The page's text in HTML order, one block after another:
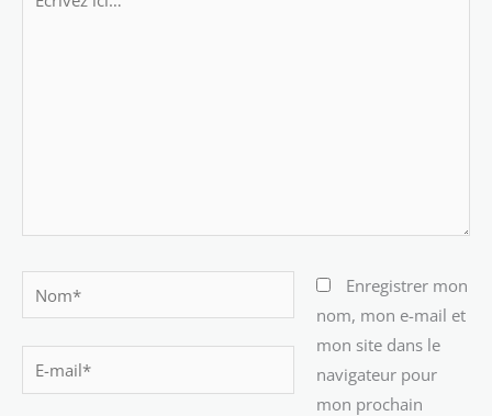
mail*
Enregistrer mon
nom, mon e-mail et
mon site dans le
navigateur pour
mon prochain